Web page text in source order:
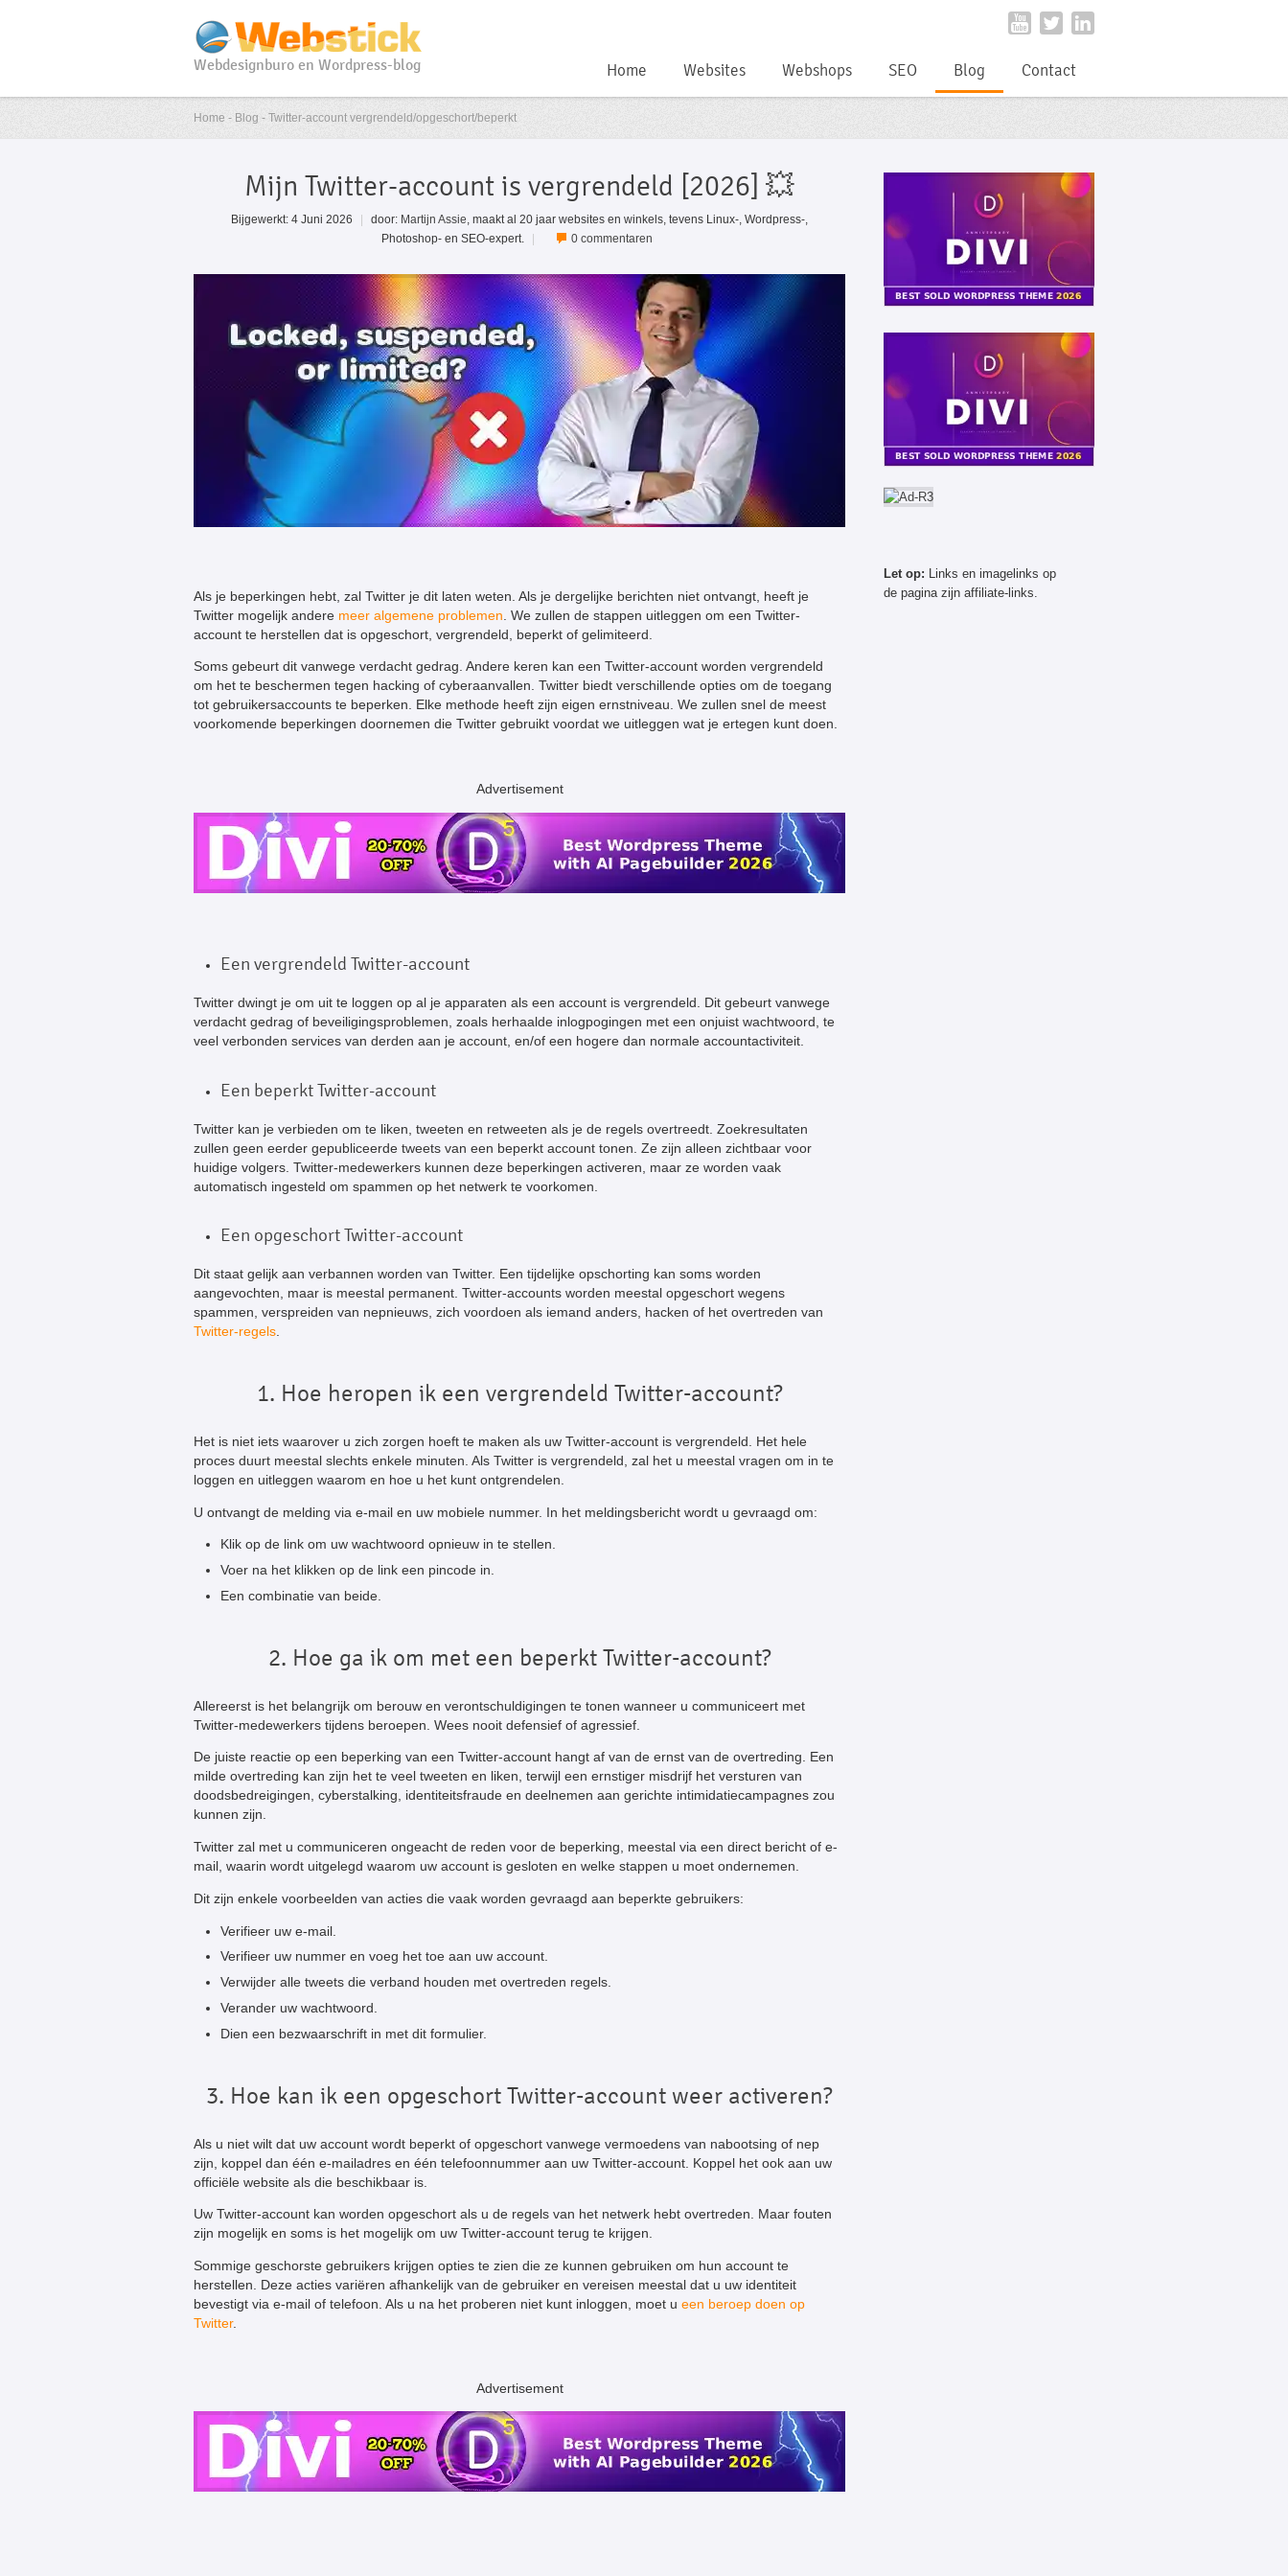
Webdesignburo en Wordpress-blog Home Websites Webshops SEO Blog Contact
Home - Blog - Twitter-account vergrendeld/opgeschort/beperkt
Mijn Twitter-account is vergrendeld [2026] 💥
Bijgewerkt: 4 Juni 2026 | door: Martijn Assie , maakt al 20 jaar websites en winkels, tevens Linux-, Wordpress-,
Photoshop- en SEO-expert.
| 0 commentaren
Als je beperkingen hebt, zal Twitter je dit laten weten. Als je dergelijke berichten niet ontvangt, heeft je
Twitter mogelijk andere meer algemene problemen . We zullen de stappen uitleggen om een Twitter-
account te herstellen dat is opgeschort, vergrendeld, beperkt of gelimiteerd.
Soms gebeurt dit vanwege verdacht gedrag. Andere keren kan een Twitter-account worden vergrendeld
om het te beschermen tegen hacking of cyberaanvallen. Twitter biedt verschillende opties om de toegang
tot gebruikersaccounts te beperken. Elke methode heeft zijn eigen ernstniveau. We zullen snel de meest
voorkomende beperkingen doornemen die Twitter gebruikt voordat we uitleggen wat je ertegen kunt doen.
Advertisement
Een vergrendeld Twitter-account
Twitter dwingt je om uit te loggen op al je apparaten als een account is vergrendeld. Dit gebeurt vanwege
verdacht gedrag of beveiligingsproblemen, zoals herhaalde inlogpogingen met een onjuist wachtwoord, te
veel verbonden services van derden aan je account, en/of een hogere dan normale accountactiviteit.
Een beperkt Twitter-account
Twitter kan je verbieden om te liken, tweeten en retweeten als je de regels overtreedt. Zoekresultaten
zullen geen eerder gepubliceerde tweets van een beperkt account tonen. Ze zijn alleen zichtbaar voor
huidige volgers. Twitter-medewerkers kunnen deze beperkingen activeren, maar ze worden vaak
automatisch ingesteld om spammen op het netwerk te voorkomen.
Een opgeschort Twitter-account
Dit staat gelijk aan verbannen worden van Twitter. Een tijdelijke opschorting kan soms worden
aangevochten, maar is meestal permanent. Twitter-accounts worden meestal opgeschort wegens
spammen, verspreiden van nepnieuws, zich voordoen als iemand anders, hacken of het overtreden van
Twitter-regels.
1. Hoe heropen ik een vergrendeld Twitter-account?
Het is niet iets waarover u zich zorgen hoeft te maken als uw Twitter-account is vergrendeld. Het hele
proces duurt meestal slechts enkele minuten. Als Twitter is vergrendeld, zal het u meestal vragen om in te
loggen en uitleggen waarom en hoe u het kunt ontgrendelen.
U ontvangt de melding via e-mail en uw mobiele nummer. In het meldingsbericht wordt u gevraagd om:
Klik op de link om uw wachtwoord opnieuw in te stellen.
Voer na het klikken op de link een pincode in.
Een combinatie van beide.
2. Hoe ga ik om met een beperkt Twitter-account?
Allereerst is het belangrijk om berouw en verontschuldigingen te tonen wanneer u communiceert met
Twitter-medewerkers tijdens beroepen. Wees nooit defensief of agressief.
De juiste reactie op een beperking van een Twitter-account hangt af van de ernst van de overtreding. Een
milde overtreding kan zijn het te veel tweeten en liken, terwijl een ernstiger misdrijf het versturen van
doodsbedreigingen, cyberstalking, identiteitsfraude en deelnemen aan gerichte intimidatiecampagnes zou
kunnen zijn.
Twitter zal met u communiceren ongeacht de reden voor de beperking, meestal via een direct bericht of e-
mail, waarin wordt uitgelegd waarom uw account is gesloten en welke stappen u moet ondernemen.
Dit zijn enkele voorbeelden van acties die vaak worden gevraagd aan beperkte gebruikers:
Verifieer uw e-mail.
Verifieer uw nummer en voeg het toe aan uw account.
Verwijder alle tweets die verband houden met overtreden regels.
Verander uw wachtwoord.
Dien een bezwaarschrift in met dit formulier.
3. Hoe kan ik een opgeschort Twitter-account weer activeren?
Als u niet wilt dat uw account wordt beperkt of opgeschort vanwege vermoedens van nabootsing of nep
zijn, koppel dan één e-mailadres en één telefoonnummer aan uw Twitter-account. Koppel het ook aan uw
officiële website als die beschikbaar is.
Uw Twitter-account kan worden opgeschort als u de regels van het netwerk hebt overtreden. Maar fouten
zijn mogelijk en soms is het mogelijk om uw Twitter-account terug te krijgen.
Sommige geschorste gebruikers krijgen opties te zien die ze kunnen gebruiken om hun account te
herstellen. Deze acties variëren afhankelijk van de gebruiker en vereisen meestal dat u uw identiteit
bevestigt via e-mail of telefoon. Als u na het proberen niet kunt inloggen, moet u een beroep doen op
Twitter.
Advertisement
Let op: Links en imagelinks op
de pagina zijn affiliate-links.